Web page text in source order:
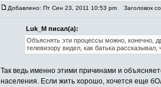
Добавлено: Пт Сен 23, 2011 10:53 pm Заголовок
Luk_M писал(а):
Объяснять эти процессы можно, конечно,
телевизору видел, как батька
Так ведь именно этими причинами и
населения. Если жить хорошо, хочется еще